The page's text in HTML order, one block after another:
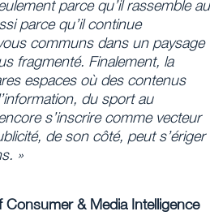
parce qu’il rassemble au
parce qu’il continue
communs dans un paysage
fragmenté. Finalement, la
espaces où des contenus
du sport au
s’inscrire comme vecteur
de son côté, peut s’ériger
»
& Media Intelligence